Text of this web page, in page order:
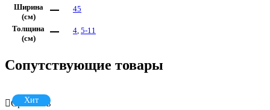
Ширина
(см)
45
Толщина
(см)
4 5-11
Сопутствующие товары
Хит
Сравнить